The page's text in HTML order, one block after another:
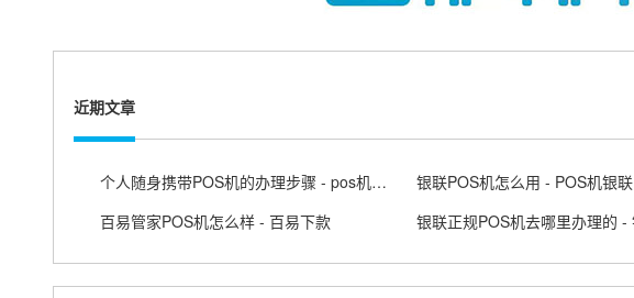
近期文章
个人随身携带POS机的办理步骤 - pos机随行付安全吗 银联POS机怎么用 - POS机银联
百易管家POS机怎么样 - 百易下款